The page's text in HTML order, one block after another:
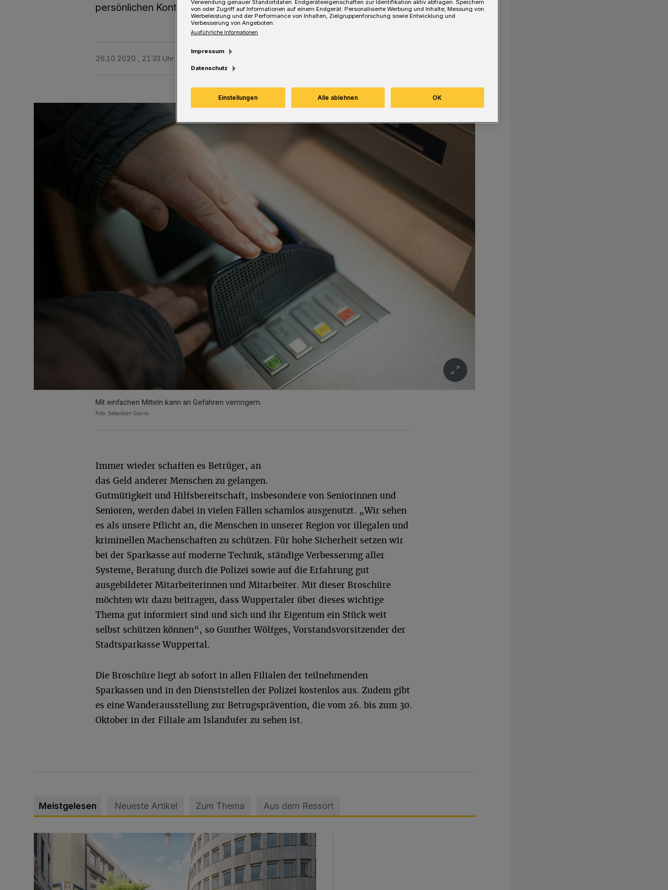
persönlichen Kontakt an der Haustür wirksam entgegentritt.
26.10.2020 , 21:33 Uhr
Mit einfachen Mitteln kann an Gefahren verringern.
Foto: Sebastian Ganso
Immer wieder schaffen es Betrüger, an
das Geld anderer Menschen zu gelangen.
Gutmütigkeit und Hilfsbereitschaft, insbesondere von Seniorinnen und
Senioren, werden dabei in vielen Fällen schamlos ausgenutzt. „Wir sehen
es als unsere Pflicht an, die Menschen in unserer Region vor illegalen und
kriminellen Machenschaften zu schützen. Für hohe Sicherheit setzen wir
bei der Sparkasse auf moderne Technik, ständige Verbesserung aller
Systeme, Beratung durch die Polizei sowie auf die Erfahrung gut
ausgebildeter Mitarbeiterinnen und Mitarbeiter. Mit dieser Broschüre
möchten wir dazu beitragen, dass Wuppertaler über dieses wichtige
Thema gut informiert sind und sich und ihr Eigentum ein Stück weit
selbst schützen können“, so Gunther Wölfges, Vorstandsvorsitzender der
Stadtsparkasse Wuppertal.
Die Broschüre liegt ab sofort in allen Filialen der teilnehmenden
Sparkassen und in den Dienststellen der Polizei kostenlos aus. Zudem gibt
es eine Wanderausstellung zur Betrugsprävention, die vom 26. bis zum 30.
Oktober in der Filiale am Islandufer zu sehen ist.
Meistgelesen Neueste Artikel Zum Thema Aus dem Ressort
Ein neuer Brunnen für die Alte Freiheit
Verwendung genauer Standortdaten. Endgeräteeigenschaften zur Identifikation aktiv abfragen. Speichern
von oder Zugriff auf Informationen auf einem Endgerät. Personalisierte Werbung und Inhalte, Messung von
Werbeleistung und der Performance von Inhalten, Zielgruppenforschung sowie Entwicklung und
Verbesserung von Angeboten.
Ausführliche Informationen
Impressum
Datenschutz
Einstellungen Alle ablehnen OK